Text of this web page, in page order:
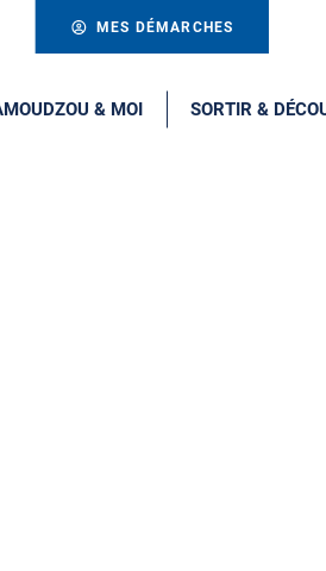
MES DÉMARCHES
& MOI SORTIR &